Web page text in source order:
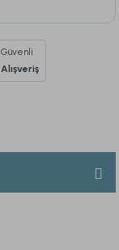
Güvenli
Alışveriş